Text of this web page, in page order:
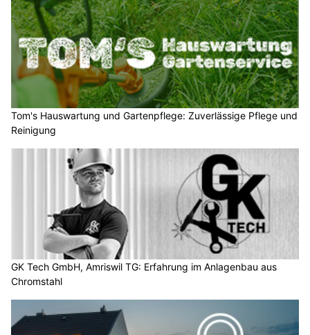
Tom's Hauswartung und Gartenpflege: Zuverlässige Pflege und
Reinigung
GK Tech GmbH, Amriswil TG: Erfahrung im Anlagenbau aus
Chromstahl